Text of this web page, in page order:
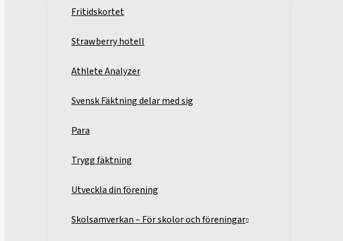
Fritidskortet
Strawberry hotell
Athlete Analyzer
Svensk Fäktning delar med sig
Para
Trygg fäktning
Utveckla din förening
Skolsamverkan – För skolor och föreningar